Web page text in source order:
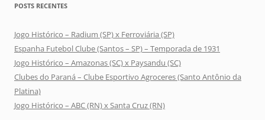
POSTS RECENTES
Jogo Histórico – Radium (SP) x Ferroviária (SP)
Espanha Futebol Clube (Santos – SP) – Temporada de 1931
Jogo Histórico – Amazonas (SC) x Paysandu (SC)
Clubes do Paraná – Clube Esportivo Agroceres (Santo Antônio da
Platina)
Jogo Histórico – ABC (RN) x Santa Cruz (RN)